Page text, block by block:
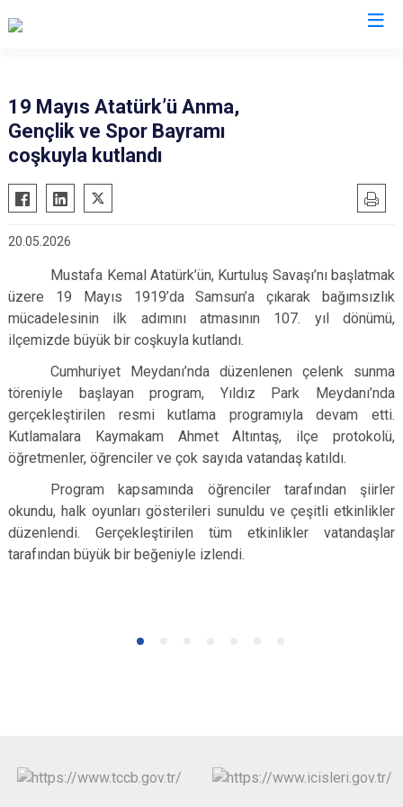
Ayvalık
Bandırma
Dursunbey
Edremit
Erdek
Gönen
Havran
Savaştepe
Sındırgı
Susurluk
Karesi
Altıeylül
19 Mayıs Atatürk’ü Anma,
Gençlik ve Spor Bayramı
coşkuyla kutlandı
20.05.2026
Mustafa Kemal Atatürk’ün, Kurtuluş Savaşı’nı başlatmak
üzere 19 Mayıs 1919’da Samsun’a çıkarak bağımsızlık
mücadelesinin ilk adımını atmasının 107. yıl dönümü,
ilçemizde büyük bir coşkuyla kutlandı.
Cumhuriyet Meydanı’nda düzenlenen çelenk sunma
töreniyle başlayan program, Yıldız Park Meydanı’nda
gerçekleştirilen resmi kutlama programıyla devam etti.
Kutlamalara Kaymakam Ahmet Altıntaş, ilçe protokolü,
öğretmenler, öğrenciler ve çok sayıda vatandaş katıldı.
Program kapsamında öğrenciler tarafından şiirler
okundu, halk oyunları gösterileri sunuldu ve çeşitli etkinlikler
düzenlendi. Gerçekleştirilen tüm etkinlikler vatandaşlar
tarafından büyük bir beğeniyle izlendi.